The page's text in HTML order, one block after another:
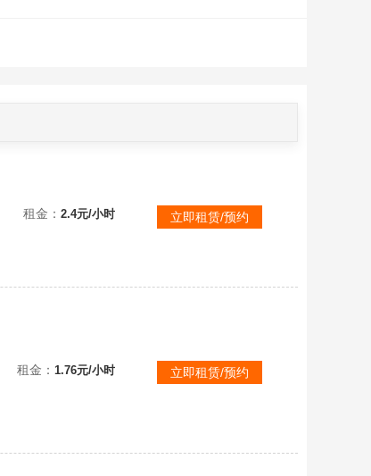
退★
租金： 2.4元/小时 立即租赁/预约
租金： 1.76元/小时 立即租赁/预约